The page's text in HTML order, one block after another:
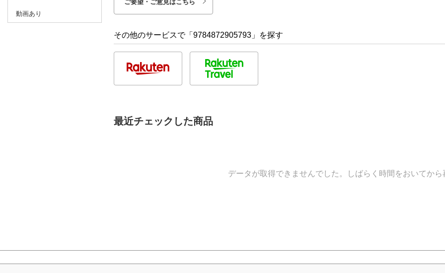
動画あり
ご要望・ご意見はこちら
その他のサービスで「9784872905793」を探す
最近チェックした商品
データが取得できませんでした。しばらく時間をおいてから